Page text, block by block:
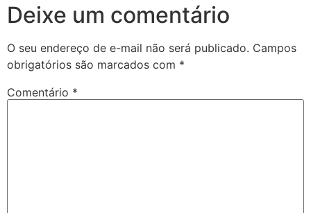
Deixe um comentário
O seu endereço de e-mail não será publicado. Campos
obrigatórios são marcados com *
Comentário *